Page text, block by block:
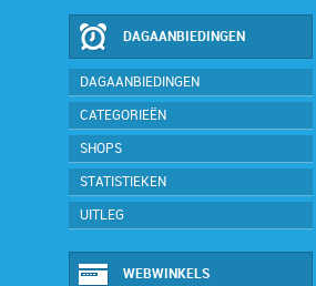
DAGAANBIEDINGEN
DAGAANBIEDINGEN
CATEGORIEËN
SHOPS
STATISTIEKEN
UITLEG
WEBWINKELS